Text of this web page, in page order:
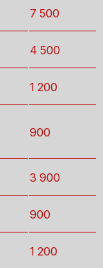
7 500
4 500
1 200
900
3 900
900
1 200